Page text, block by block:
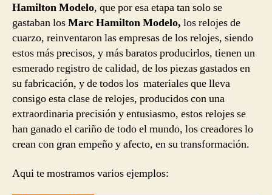
Hamilton Modelo, que por esa etapa tan solo se
gastaban losMarc Hamilton Modelo, los relojes de
cuarzo, reinventaron las empresas de los relojes, siendo
estos más precisos, y más baratos producirlos, tienen un
esmerado registro de calidad, de los piezas gastados en
su fabricación, y de todos los materiales que lleva
consigo esta clase de relojes, producidos con una
extraordinaria precisión y entusiasmo, estos relojes se
han ganado el cariño de todo el mundo, los creadores lo
crean con gran empeño y afecto, en su transformación.
Aqui te mostramos varios ejemplos: